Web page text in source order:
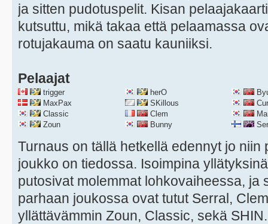
ja sitten pudotuspelit. Kisan
kutsuttu, mikä takaa että pelaamassa
rotujakauma on saatu kauniiksi.
Pelaajat
trigger
MaxPax
Classic
Zoun
herO
SKillous
Clem
Bunny
Turnaus on tällä hetkellä edennyt jo
joukko on tiedossa. Isoimpina
putosivat molemmat lohkovaiheessa, ja
parhaan joukossa ovat tutut Serral,
yllättävämmin Zoun, Classic, sekä